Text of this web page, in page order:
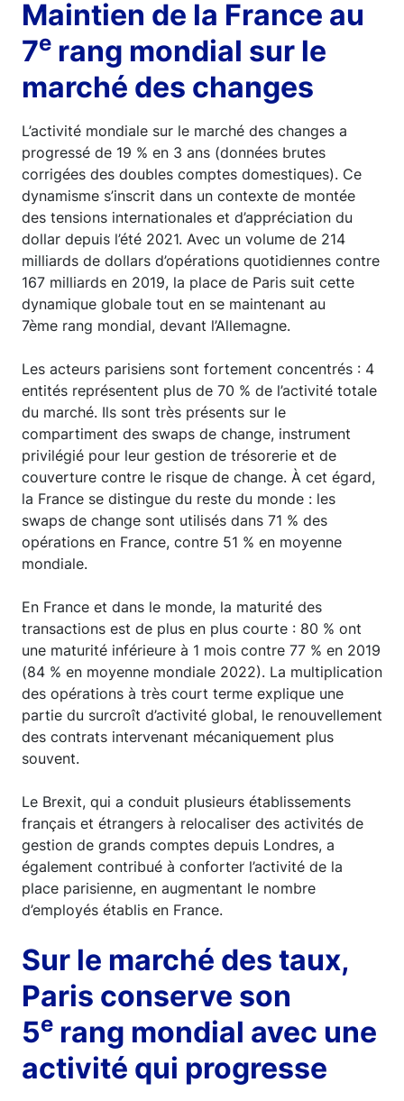
Maintien de la France au
7e rang mondial sur le
marché des changes
L’activité mondiale sur le marché des changes a
progressé de 19 % en 3 ans (données brutes
corrigées des doubles comptes domestiques). Ce
dynamisme s’inscrit dans un contexte de montée
des tensions internationales et d’appréciation du
dollar depuis l’été 2021. Avec un volume de 214
milliards de dollars d’opérations quotidiennes contre
167 milliards en 2019, la place de Paris suit cette
dynamique globale tout en se maintenant au
7ème rang mondial, devant l’Allemagne.
Les acteurs parisiens sont fortement concentrés : 4
entités représentent plus de 70 % de l’activité totale
du marché. Ils sont très présents sur le
compartiment des swaps de change, instrument
privilégié pour leur gestion de trésorerie et de
couverture contre le risque de change. À cet égard,
la France se distingue du reste du monde : les
swaps de change sont utilisés dans 71 % des
opérations en France, contre 51 % en moyenne
mondiale.
En France et dans le monde, la maturité des
transactions est de plus en plus courte : 80 % ont
une maturité inférieure à 1 mois contre 77 % en 2019
(84 % en moyenne mondiale 2022). La multiplication
des opérations à très court terme explique une
partie du surcroît d’activité global, le renouvellement
des contrats intervenant mécaniquement plus
souvent.
Le Brexit, qui a conduit plusieurs établissements
français et étrangers à relocaliser des activités de
gestion de grands comptes depuis Londres, a
également contribué à conforter l’activité de la
place parisienne, en augmentant le nombre
d’employés établis en France.
Sur le marché des taux,
Paris conserve son
5e rang mondial avec une
activité qui progresse